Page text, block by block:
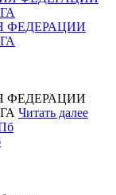
ФЕДЕРАЦИИ
ФЕДЕРАЦИИ
Читать далее